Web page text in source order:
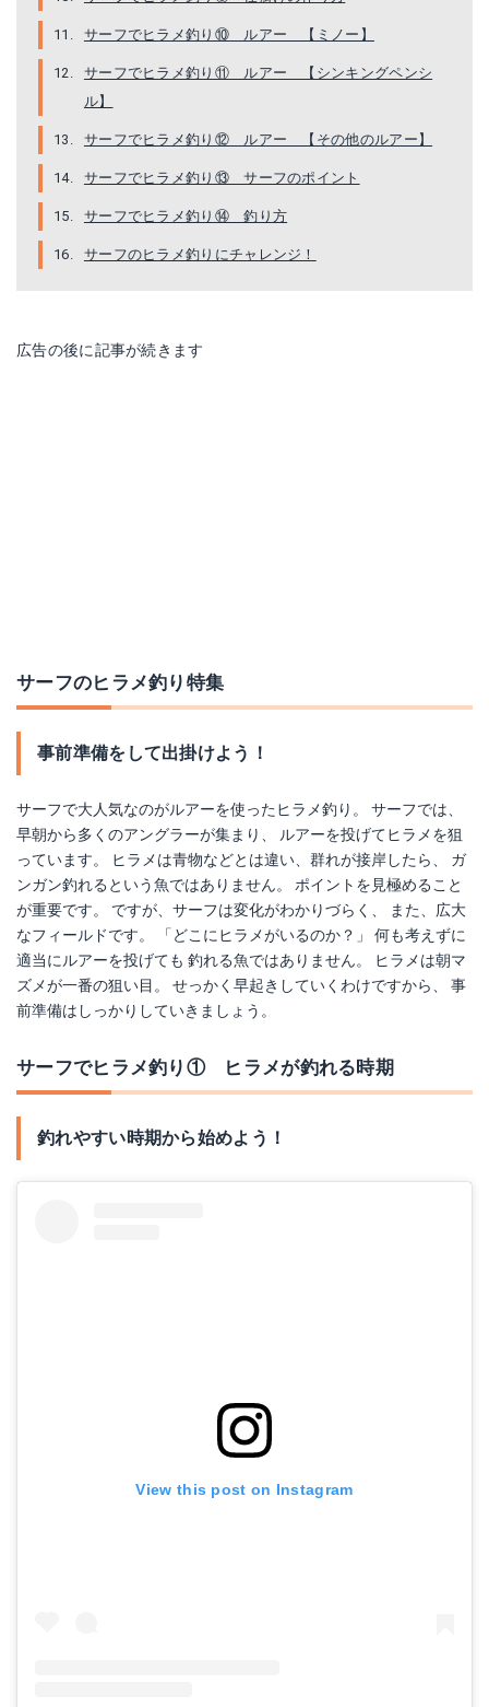
サーフでヒラメ釣り⑩ ルアー 【ミノー】
サーフでヒラメ釣り⑪ ルアー 【シンキングペンシ
ル】
サーフでヒラメ釣り⑫ ルアー 【その他のルアー】
サーフでヒラメ釣り⑬ サーフのポイント
サーフでヒラメ釣り⑭ 釣り方
サーフのヒラメ釣りにチャレンジ！
広告の後に記事が続きます
サーフのヒラメ釣り特集
事前準備をして出掛けよう！
サーフで大人気なのがルアーを使ったヒラメ釣り。 サーフでは、
早朝から多くのアングラーが集まり、 ルアーを投げてヒラメを狙
っています。 ヒラメは青物などとは違い、群れが接岸したら、 ガ
ンガン釣れるという魚ではありません。 ポイントを見極めること
が重要です。 ですが、サーフは変化がわかりづらく、 また、広大
なフィールドです。 「どこにヒラメがいるのか？」 何も考えずに
適当にルアーを投げても 釣れる魚ではありません。 ヒラメは朝マ
ズメが一番の狙い目。 せっかく早起きしていくわけですから、 事
前準備はしっかりしていきましょう。
サーフでヒラメ釣り① ヒラメが釣れる時期
釣れやすい時期から始めよう！
View this post on Instagram